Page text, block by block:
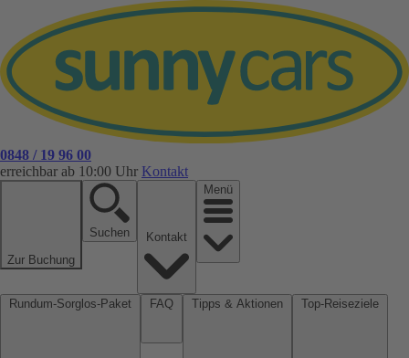
0848 / 19 96 00
erreichbar ab 10:00 Uhr Kontakt
Zur Buchung
Suchen
Menü